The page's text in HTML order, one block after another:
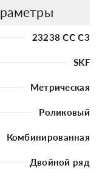
23238 CC C3
SKF
Метрическая
Роликовый
Комбинированная
Двойной ряд